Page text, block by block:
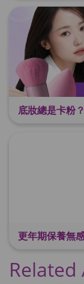
底妝總是卡粉
Related